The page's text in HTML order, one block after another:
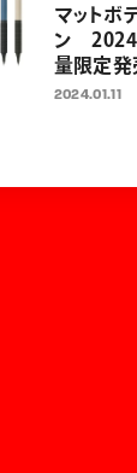
マットボ
ン 2024
量限定
本の折れ
2024.01.11